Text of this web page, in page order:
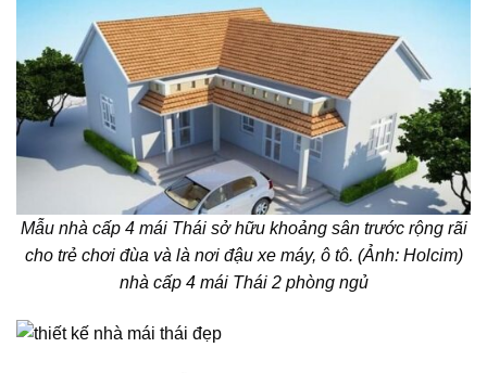
Mẫu nhà cấp 4 mái Tháisở hữu khoảng sân trước rộng rãi
cho trẻ chơi đùa và là nơi đậu xe máy, ô tô. (Ảnh: Holcim)
nhà cấp 4 mái Thái 2 phòng ngủ